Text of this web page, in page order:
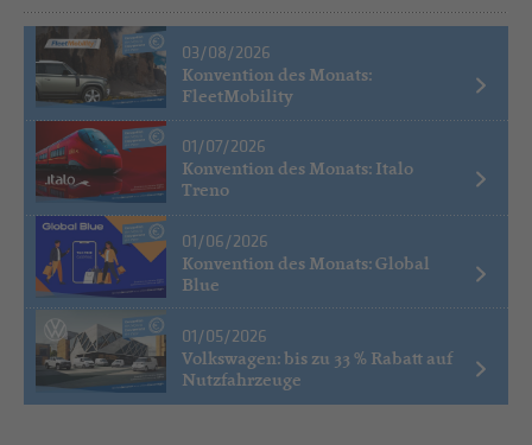
03/08/2026
Konvention des Monats:
FleetMobility
01/07/2026
Konvention des Monats: Italo
Treno
01/06/2026
Konvention des Monats: Global
Blue
01/05/2026
Volkswagen: bis zu 33 % Rabatt auf
Nutzfahrzeuge